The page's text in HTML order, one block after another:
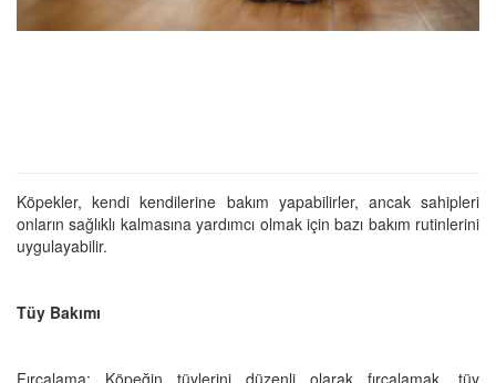
Köpekler, kendi kendilerine bakım yapabilirler, ancak sahipleri
onların sağlıklı kalmasına yardımcı olmak için bazı bakım rutinlerini
uygulayabilir.
Tüy Bakımı
Fırçalama: Köpeğin tüylerini düzenli olarak fırçalamak, tüy